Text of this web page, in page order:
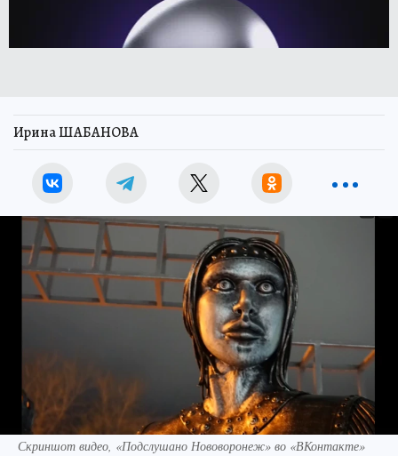
Ирина ШАБАНОВА
Скриншот видео, «Подслушано Нововоронеж» во «ВКонтакте»